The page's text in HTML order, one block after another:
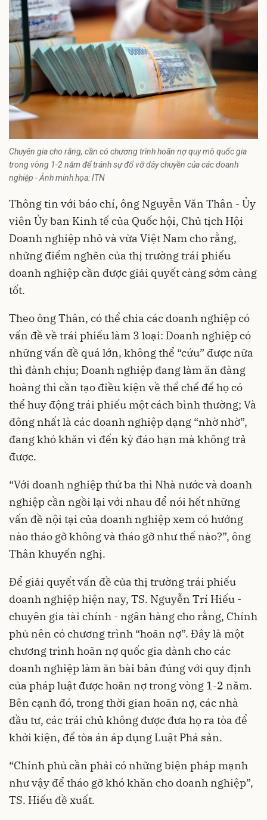
Chuyên gia cho rằng, cần có chương trình hoãn nợ quy mô quốc gia
trong vòng 1-2 năm để tránh sự đổ vỡ dây chuyền của các doanh
nghiệp - Ảnh minh họa: ITN
Thông tin với báo chí, ông Nguyễn Văn Thân - Ủy
viên Ủy ban Kinh tế của Quốc hội, Chủ tịch Hội
Doanh nghiệp nhỏ và vừa Việt Nam cho rằng,
những điểm nghẽn của thị trường trái phiếu
doanh nghiệp cần được giải quyết càng sớm càng
tốt.
Theo ông Thân, có thể chia các doanh nghiệp có
vấn đề về trái phiếu làm 3 loại: Doanh nghiệp có
những vấn đề quá lớn, không thể “cứu” được nữa
thì đành chịu; Doanh nghiệp đang làm ăn đàng
hoàng thì cần tạo điều kiện về thể chế để họ có
thể huy động trái phiếu một cách bình thường; Và
đông nhất là các doanh nghiệp dạng “nhờ nhờ”,
đang khó khăn vì đến kỳ đáo hạn mà không trả
được.
“Với doanh nghiệp thứ ba thì Nhà nước và doanh
nghiệp cần ngồi lại với nhau để nói hết những
vấn đề nội tại của doanh nghiệp xem có hướng
nào tháo gỡ không và tháo gỡ như thế nào?”, ông
Thân khuyến nghị.
Để giải quyết vấn đề của thị trường trái phiếu
doanh nghiệp hiện nay, TS. Nguyễn Trí Hiếu -
chuyên gia tài chính - ngân hàng cho rằng, Chính
phủ nên có chương trình “hoãn nợ”. Đây là một
chương trình hoãn nợ quốc gia dành cho các
doanh nghiệp làm ăn bài bản đúng với quy định
của pháp luật được hoãn nợ trong vòng 1-2 năm.
Bên cạnh đó, trong thời gian hoãn nợ, các nhà
đầu tư, các trái chủ không được đưa họ ra tòa để
khởi kiện, để tòa án áp dụng Luật Phá sản.
“Chính phủ cần phải có những biện pháp mạnh
như vậy để tháo gỡ khó khăn cho doanh nghiệp”,
TS. Hiếu đề xuất.